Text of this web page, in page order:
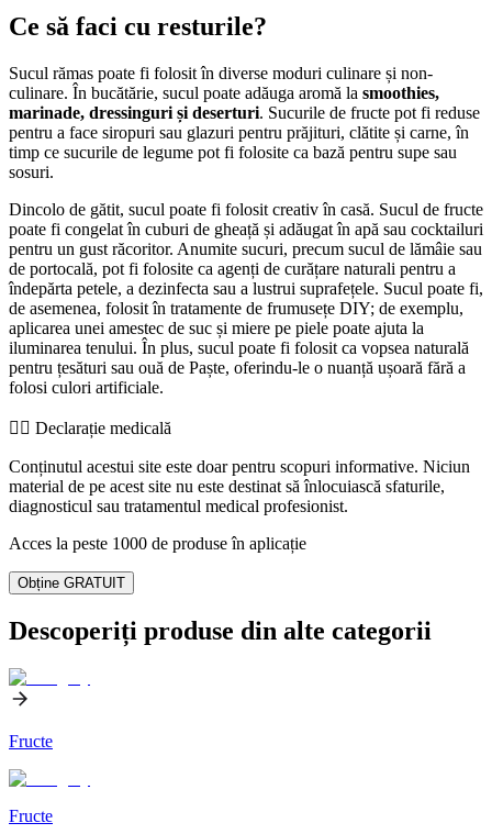
Ce să faci cu resturile?
Sucul rămas poate fi folosit în diverse moduri culinare și non-
culinare. În bucătărie, sucul poate adăuga aromă la smoothies,
marinade, dressinguri și deserturi. Sucurile de fructe pot fi reduse
pentru a face siropuri sau glazuri pentru prăjituri, clătite și carne, în
timp ce sucurile de legume pot fi folosite ca bază pentru supe sau
sosuri.
Dincolo de gătit, sucul poate fi folosit creativ în casă. Sucul de fructe
poate fi congelat în cuburi de gheață și adăugat în apă sau cocktailuri
pentru un gust răcoritor. Anumite sucuri, precum sucul de lămâie sau
de portocală, pot fi folosite ca agenți de curățare naturali pentru a
îndepărta petele, a dezinfecta sau a lustrui suprafețele. Sucul poate fi,
de asemenea, folosit în tratamente de frumusețe DIY; de exemplu,
aplicarea unei amestec de suc și miere pe piele poate ajuta la
iluminarea tenului. În plus, sucul poate fi folosit ca vopsea naturală
pentru țesături sau ouă de Paște, oferindu-le o nuanță ușoară fără a
folosi culori artificiale.
👨‍⚕️️ Declarație medicală
Conținutul acestui site este doar pentru scopuri informative. Niciun
material de pe acest site nu este destinat să înlocuiască sfaturile,
diagnosticul sau tratamentul medical profesionist.
Acces la peste 1000 de produse în aplicație
Obține GRATUIT
Descoperiți produse din alte categorii
Fructe
Fructe